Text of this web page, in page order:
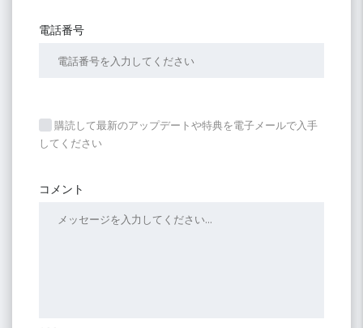
電話番号
購読して最新のアップデートや特典を電子メールで入手
してください
コメント